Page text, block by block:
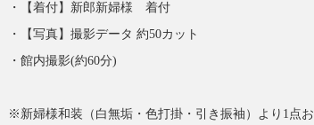
・【着付】新郎新婦様 着付
・【写真】撮影データ 約50カット
・館内撮影(約60分)
※新婦様和装（白無垢・色打掛・引き振袖）より1点お